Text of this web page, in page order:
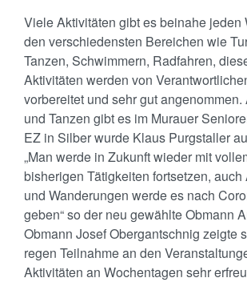
Viele Aktivitäten gibt es beinahe jeden
den verschiedensten Bereichen wie
Tanzen, Schwimmern, Radfahren,
Aktivitäten werden von
vorbereitet und sehr gut
und Tanzen gibt es im Murauer
EZ in Silber wurde Klaus Purgstaller
„Man werde in Zukunft wieder mit
bisherigen Tätigkeiten fortsetzen, auch
und Wanderungen werde es nach
geben“ so der neu gewählte Obmann
Obmann Josef Obergantschnig zeigte
regen Teilnahme an den
Aktivitäten an Wochentagen sehr